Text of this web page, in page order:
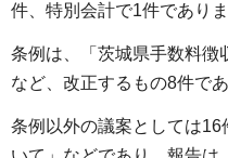
件、特別会計で1件でありま
条例は、「茨城県手数料徴
など、改正するもの8件であ
条例以外の議案としては